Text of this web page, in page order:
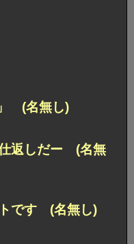
(名無し)
返しだー (名無
です (名無し)